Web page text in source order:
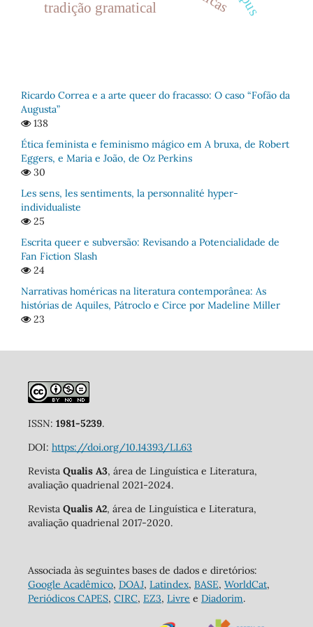
tradição gramatical
Ricardo Correa e a arte queer do fracasso: O caso “Fofão da
Augusta”
138
Ética feminista e feminismo mágico em A bruxa, de Robert
Eggers, e Maria e João, de Oz Perkins
30
Les sens, les sentiments, la personnalité hyper-
individualiste
25
Escrita queer e subversão: Revisando a Potencialidade de
Fan Fiction Slash
24
Narrativas homéricas na literatura contemporânea: As
histórias de Aquiles, Pátroclo e Circe por Madeline Miller
23
ISSN: 1981-5239.
DOI: https://doi.org/10.14393/LL63
Revista Qualis A3, área de Linguística e Literatura,
avaliação quadrienal 2021-2024.
Revista Qualis A2, área de Linguística e Literatura,
avaliação quadrienal 2017-2020.
Associada às seguintes bases de dados e diretórios:
Google Acadêmico, DOAJ, Latindex, BASE, WorldCat,
Periódicos CAPES, CIRC, EZ3, Livre e Diadorim.